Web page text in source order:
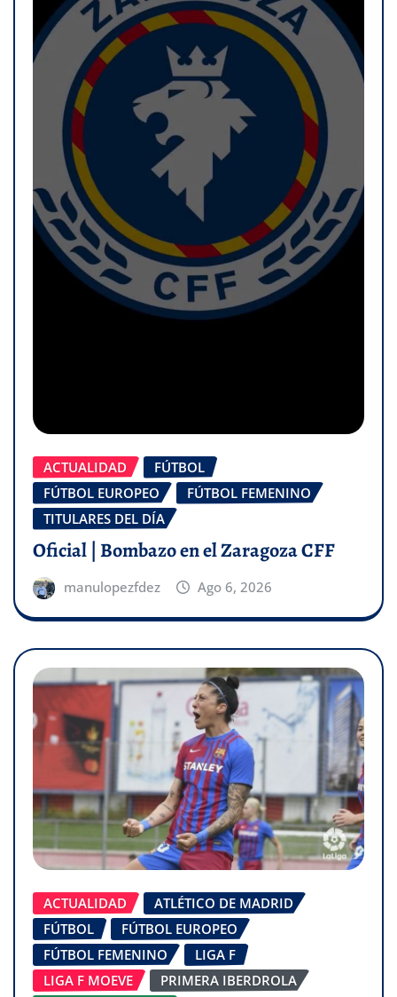
ACTUALIDAD
FÚTBOL
FÚTBOL EUROPEO
FÚTBOL FEMENINO
TITULARES DEL DÍA
Oficial | Bombazo en el Zaragoza CFF
manulopezfdez Ago 6, 2026
ACTUALIDAD
ATLÉTICO DE MADRID
FÚTBOL
FÚTBOL EUROPEO
FÚTBOL FEMENINO
LIGA F
LIGA F MOEVE
PRIMERA IBERDROLA